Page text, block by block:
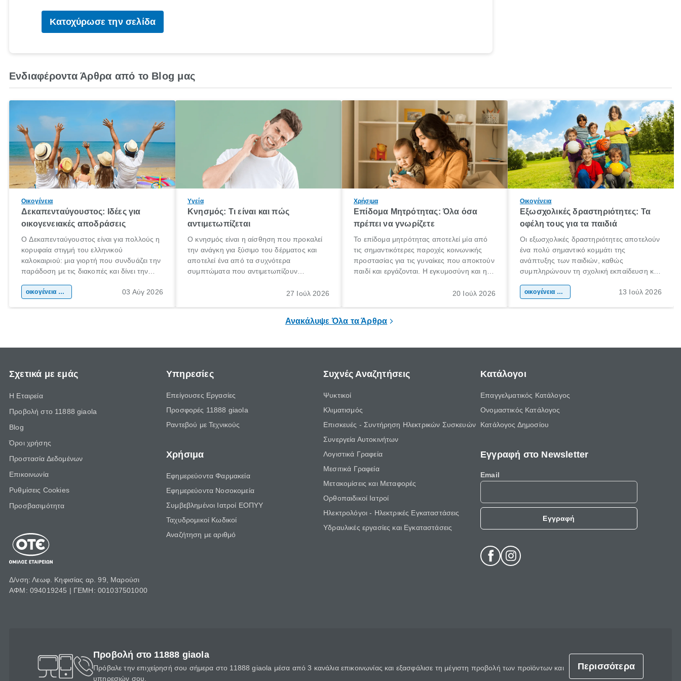
Κατοχύρωσε την σελίδα
Ενδιαφέροντα Άρθρα από το Blog μας
Οικογένεια
Δεκαπενταύγουστος: Ιδέες για
οικογενειακές αποδράσεις
Ο Δεκαπενταύγουστος είναι για πολλούς η
κορυφαία στιγμή του ελληνικού
καλοκαιριού: μια γιορτή που συνδυάζει την
παράδοση με τις διακοπές και δίνει την
χώρας. Είτε πρόκειται για λίγες μέρες
οικογένεια & παιδί 03 Αύγ 2026
Υγεία
Κνησμός: Τι είναι και πώς
αντιμετωπίζεται
Ο κνησμός είναι η αίσθηση που προκαλεί
την ανάγκη για ξύσιμο του δέρματος και
αποτελεί ένα από τα συχνότερα
συμπτώματα που αντιμετωπίζουν
πληροφορίες για το «κνησμός τι είναι»,
27 Ιούλ 2026
Χρήσιμα
Επίδομα Μητρότητας: Όλα όσα
πρέπει να γνωρίζετε
Το επίδομα μητρότητας αποτελεί μία από
τις σημαντικότερες παροχές κοινωνικής
προστασίας για τις γυναίκες που αποκτούν
παιδί και εργάζονται. Η εγκυμοσύνη και η
σημαντική περίοδος στη ζωή κάθε20 Ιούλ 2026
Οικογένεια
Εξωσχολικές δραστηριότητες: Τα
οφέλη τους για τα παιδιά
Οι εξωσχολικές δραστηριότητες αποτελούν
ένα πολύ σημαντικό κομμάτι της
ανάπτυξης των παιδιών, καθώς
συμπληρώνουν τη σχολική εκπαίδευση και
της προσωπικότητας, της κοινωνικότητας
οικογένεια & παιδί 13 Ιούλ 2026
Ανακάλυψε Όλα τα Άρθρα
Σχετικά με εμάς
Η Εταιρεία
Προβολή στο 11888 giaola
Blog
Όροι χρήσης
Προστασία Δεδομένων
Επικοινωνία
Ρυθμίσεις Cookies
Προσβασιμότητα
Δ/νση: Λεωφ. Κηφισίας αρ. 99, Μαρούσι
ΑΦΜ: 094019245 | ΓΕΜΗ: 001037501000
Υπηρεσίες
Επείγουσες Εργασίες
Προσφορές 11888 giaola
Ραντεβού με Τεχνικούς
Χρήσιμα
Εφημερεύοντα Φαρμακεία
Εφημερεύοντα Νοσοκομεία
Συμβεβλημένοι Ιατροί ΕΟΠΥΥ
Ταχυδρομικοί Κωδικοί
Αναζήτηση με αριθμό
Συχνές Αναζητήσεις
Ψυκτικοί
Κλιματισμός
Επισκευές - Συντήρηση Ηλεκτρικών Συσκευών
Συνεργεία Αυτοκινήτων
Λογιστικά Γραφεία
Μεσιτικά Γραφεία
Μετακομίσεις και Μεταφορές
Ορθοπαιδικοί Ιατροί
Ηλεκτρολόγοι - Ηλεκτρικές Εγκαταστάσεις
Υδραυλικές εργασίες και Εγκαταστάσεις
Κατάλογοι
Επαγγελματικός Κατάλογος
Ονομαστικός Κατάλογος
Κατάλογος Δημοσίου
Εγγραφή στο Newsletter
Email
Εγγραφή
Προβολή στο 11888 giaola
Πρόβαλε την επιχείρησή σου σήμερα στο 11888 giaola μέσα από 3 κανάλια επικοινωνίας και εξασφάλισε τη μέγιστη προβολή των προϊόντων και
υπηρεσιών σου.
Περισσότερα